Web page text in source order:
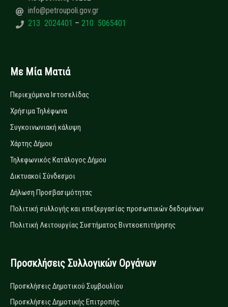
info@petroupoli.gov.gr
213 2024401 – 210 5065401
Με Μία Ματιά
Περιεχόμενα Ιστοσελίδας
Χρήσιμα Τηλέφωνα
Συγκοινωνιακή κάλυψη
Χάρτης Δήμου
Τηλεφωνικός Κατάλογος Δήμου
Δικτυακοί Σύνδεσμοι
Δήλωση Προσβασιμότητας
Πολιτική συλλογής και επεξεργασίας προσωπικών δεδομένων
Πολιτική Λειτουργίας Συστήματος Βιντεοεπιτήρησης
Προσκλήσεις Συλλογικών Οργάνων
Προσκλήσεις Δημοτικού Συμβουλίου
Προσκλήσεις Δημοτικής Επιτροπής